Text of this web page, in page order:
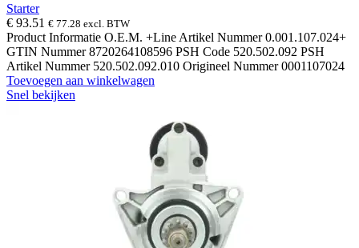
Starter
€ 93.51 € 77.28 excl. BTW
Product Informatie O.E.M. +Line Artikel Nummer 0.001.107.024+
GTIN Nummer 8720264108596 PSH Code 520.502.092 PSH
Artikel Nummer 520.502.092.010 Origineel Nummer 0001107024
Toevoegen aan winkelwagen
Snel bekijken